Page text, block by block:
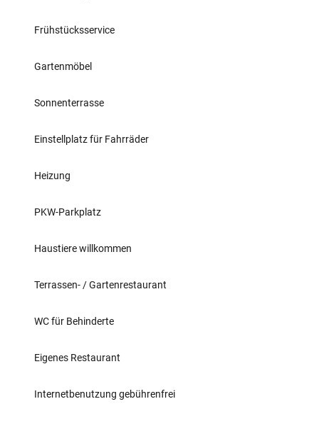
Frühstücksservice
Gartenmöbel
Sonnenterrasse
Einstellplatz für Fahrräder
Heizung
PKW-Parkplatz
Haustiere willkommen
Terrassen- / Gartenrestaurant
WC für Behinderte
Eigenes Restaurant
Internetbenutzung gebührenfrei